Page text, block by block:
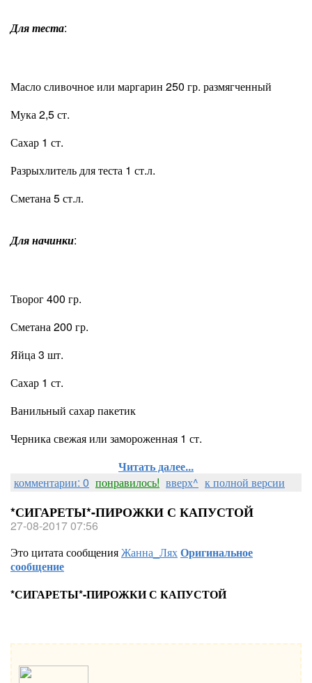
Для теста:
Масло сливочное или маргарин 250 гр. размягченный
Мука 2,5 ст.
Сахар 1 ст.
Разрыхлитель для теста 1 ст.л.
Сметана 5 ст.л.
Для начинки:
Творог 400 гр.
Сметана 200 гр.
Яйца 3 шт.
Сахар 1 ст.
Ванильный сахар пакетик
Черника свежая или замороженная 1 ст.
Читать далее...
комментарии: 0 понравилось! вверх^ к полной версии
*СИГАРЕТЫ*-ПИРОЖКИ С КАПУСТОЙ
27-08-2017 07:56
Это цитата сообщенияЖанна_ЛяхОригинальное
сообщение
*СИГАРЕТЫ*-ПИРОЖКИ С КАПУСТОЙ